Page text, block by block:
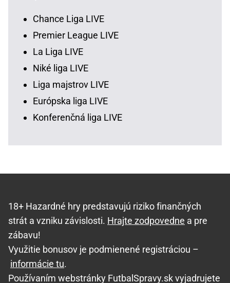
Chance Liga LIVE
Premier League LIVE
La Liga LIVE
Niké liga LIVE
Liga majstrov LIVE
Európska liga LIVE
Konferenčná liga LIVE
18+ Hazardné hry predstavujú riziko finančných
strát a vzniku závislosti. Hrajte zodpovedne a pre
zábavu!
Využitie bonusov je podmienené registráciou –
informácie tu.
Používaním webstránky FutbalSpravy.sk vyjadrujete